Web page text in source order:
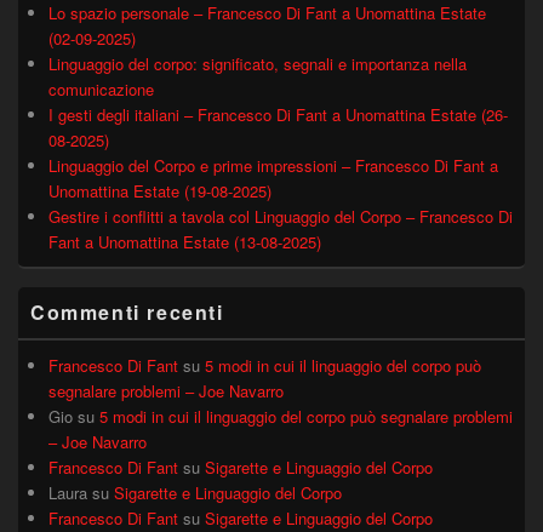
Lo spazio personale – Francesco Di Fant a Unomattina Estate
(02-09-2025)
Linguaggio del corpo: significato, segnali e importanza nella
comunicazione
I gesti degli italiani – Francesco Di Fant a Unomattina Estate (26-
08-2025)
Linguaggio del Corpo e prime impressioni – Francesco Di Fant a
Unomattina Estate (19-08-2025)
Gestire i conflitti a tavola col Linguaggio del Corpo – Francesco Di
Fant a Unomattina Estate (13-08-2025)
Commenti recenti
Francesco Di Fant su 5 modi in cui il linguaggio del corpo può
segnalare problemi – Joe Navarro
Gio su 5 modi in cui il linguaggio del corpo può segnalare problemi
– Joe Navarro
Francesco Di Fant su Sigarette e Linguaggio del Corpo
Laura su Sigarette e Linguaggio del Corpo
Francesco Di Fant su Sigarette e Linguaggio del Corpo